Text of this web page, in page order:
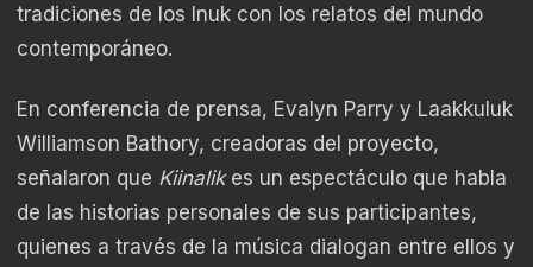
tradiciones de los Inuk con los relatos del mundo
contemporáneo.
En conferencia de prensa, Evalyn Parry y Laakkuluk
Williamson Bathory, creadoras del proyecto,
señalaron que Kiinalikes un espectáculo que habla
de las historias personales de sus participantes,
quienes a través de la música dialogan entre ellos y